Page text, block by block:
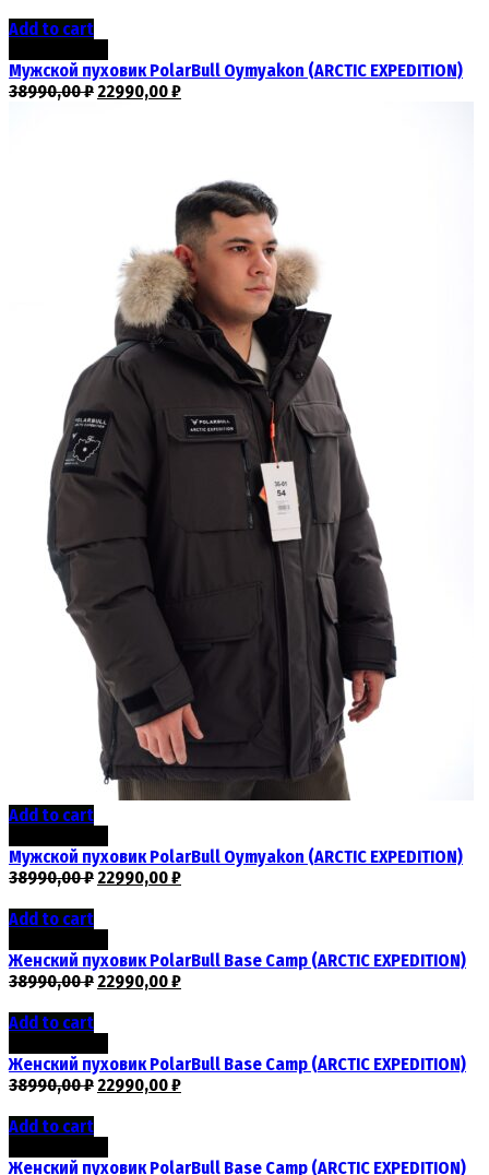
Add to cart
Мужской пуховик PolarBull Oymyakon (ARCTIC EXPEDITION)
38990,00₽22990,00₽
Add to cart
Мужской пуховик PolarBull Oymyakon (ARCTIC EXPEDITION)
38990,00₽22990,00₽
Add to cart
Женский пуховик PolarBull Base Camp (ARCTIC EXPEDITION)
38990,00₽22990,00₽
Add to cart
Женский пуховик PolarBull Base Camp (ARCTIC EXPEDITION)
38990,00₽22990,00₽
Add to cart
Женский пуховик PolarBull Base Camp (ARCTIC EXPEDITION)